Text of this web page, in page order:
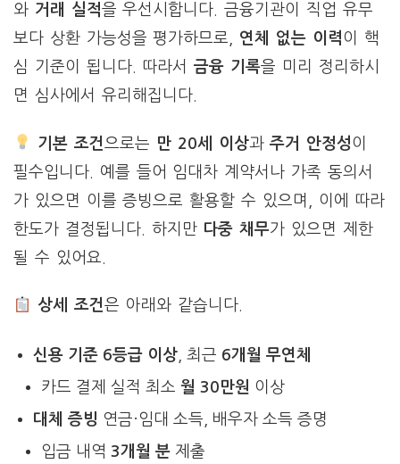
와 거래 실적을 우선시합니다. 금융기관이 직업 유무
보다 상환 가능성을 평가하므로, 연체 없는 이력이 핵
심 기준이 됩니다. 따라서금융 기록을 미리 정리하시
면 심사에서 유리해집니다.
기본 조건 으로는 만 20세 이상과주거 안정성이
필수입니다. 예를 들어 임대차 계약서나 가족 동의서
가 있으면 이를 증빙으로 활용할 수 있으며, 이에 따라
한도가 결정됩니다. 하지만 다중 채무가 있으면 제한
될 수 있어요.
상세 조건은 아래와 같습니다.
신용 기준 6등급 이상, 최근 6개월 무연체
카드 결제 실적 최소 월 30만원 이상
대체 증빙 연금·임대 소득, 배우자 소득 증명
입금 내역 3개월 분제출